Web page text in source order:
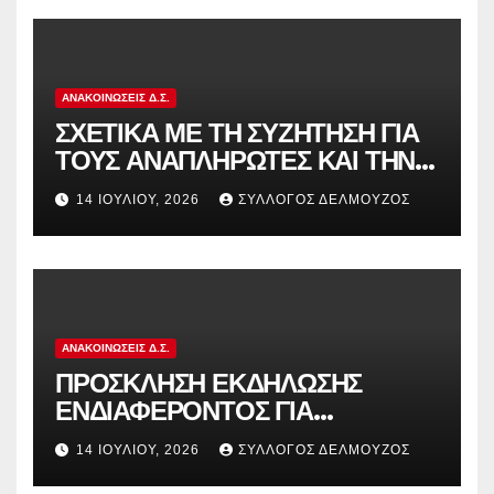
ΑΝΑΚΟΙΝΏΣΕΙΣ Δ.Σ.
ΣΧΕΤΙΚΑ ΜΕ ΤΗ ΣΥΖΗΤΗΣΗ ΓΙΑ
ΤΟΥΣ ΑΝΑΠΛΗΡΩΤΕΣ ΚΑΙ ΤΗΝ
ΠΑΡΑΠΟΜΠΗ ΤΗΣ ΕΛΛΑΔΑΣ
ΣΤΟ ΕΥΡΩΠΑΪΚΟ ΔΙΚΑΣΤΗΡΙΟ
14 ΙΟΥΛΊΟΥ, 2026 ΣΎΛΛΟΓΟΣ ΔΕΛΜΟΎΖΟΣ
ΑΝΑΚΟΙΝΏΣΕΙΣ Δ.Σ.
ΠΡΟΣΚΛΗΣΗ ΕΚΔΗΛΩΣΗΣ
ΕΝΔΙΑΦΕΡΟΝΤΟΣ ΓΙΑ
ΚΑΤΑΣΚΗΝΩΣΕΙΣ ΔΟΕ
14 ΙΟΥΛΊΟΥ, 2026 ΣΎΛΛΟΓΟΣ ΔΕΛΜΟΎΖΟΣ